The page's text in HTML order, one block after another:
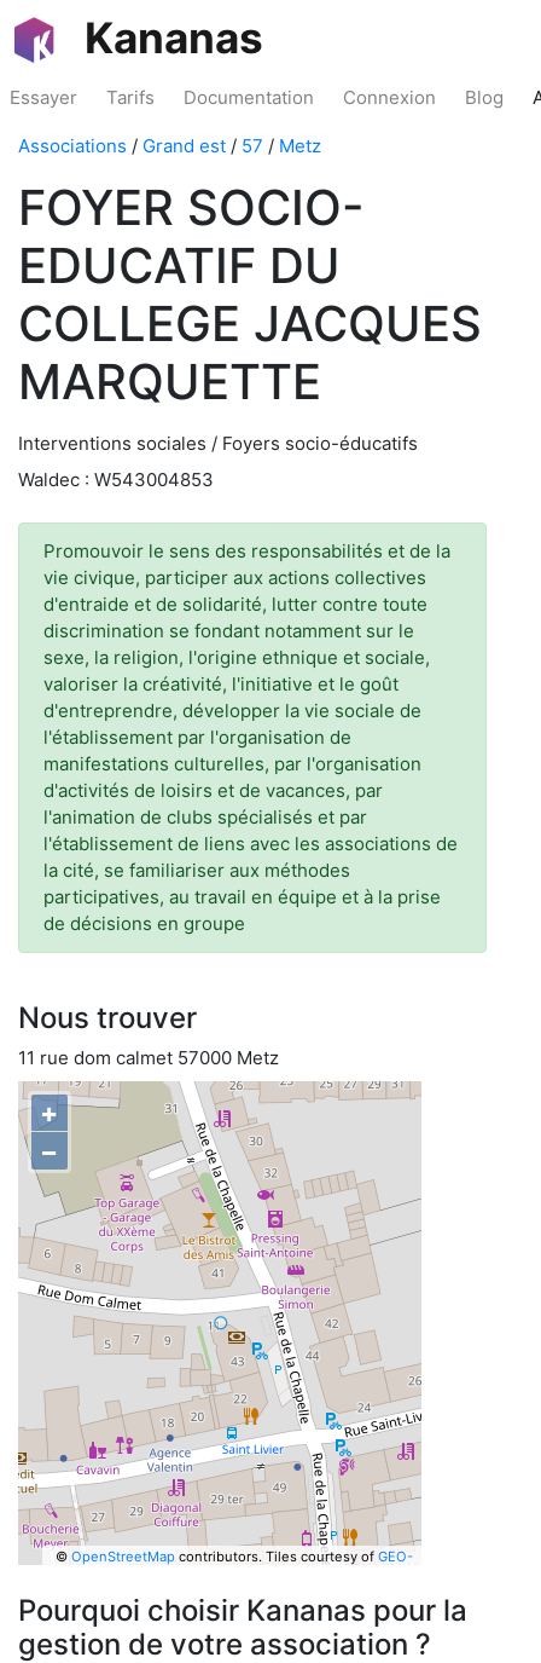
Kananas
Essayer Tarifs Documentation Connexion Blog
Associations / Grand est / 57 / Metz
FOYER SOCIO-
EDUCATIF DU
COLLEGE JACQUES
MARQUETTE
Interventions sociales / Foyers socio-éducatifs
Waldec : W543004853
Promouvoir le sens des responsabilités et de la
vie civique, participer aux actions collectives
d'entraide et de solidarité, lutter contre toute
discrimination se fondant notamment sur le
sexe, la religion, l'origine ethnique et sociale,
valoriser la créativité, l'initiative et le goût
d'entreprendre, développer la vie sociale de
l'établissement par l'organisation de
manifestations culturelles, par l'organisation
d'activités de loisirs et de vacances, par
l'animation de clubs spécialisés et par
l'établissement de liens avec les associations de
la cité, se familiariser aux méthodes
participatives, au travail en équipe et à la prise
de décisions en groupe
Nous trouver
11 rue dom calmet 57000 Metz
+
−
© OpenStreetMapcontributors. Tiles courtesy of GEO-
Pourquoi choisir Kananas pour la
gestion de votre association ?